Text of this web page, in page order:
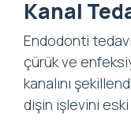
Kanal
Endodonti
çürük ve
kanalını
dişin işlevini